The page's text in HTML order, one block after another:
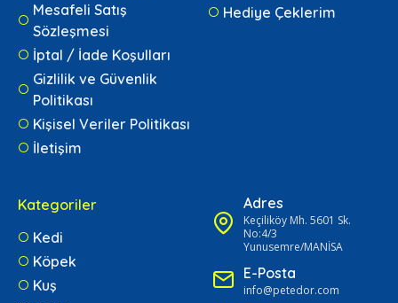
Mesafeli Satış
Sözleşmesi
İptal / İade Koşulları
Gizlilik ve Güvenlik
Politikası
Kişisel Veriler Politikası
İletişim
Hediye Çeklerim
Kategoriler
Kedi
Köpek
Kuş
Adres
Keçiliköy Mh. 5601 Sk.
No:4/3
Yunusemre/MANİSA
E-Posta
info@petedor.com